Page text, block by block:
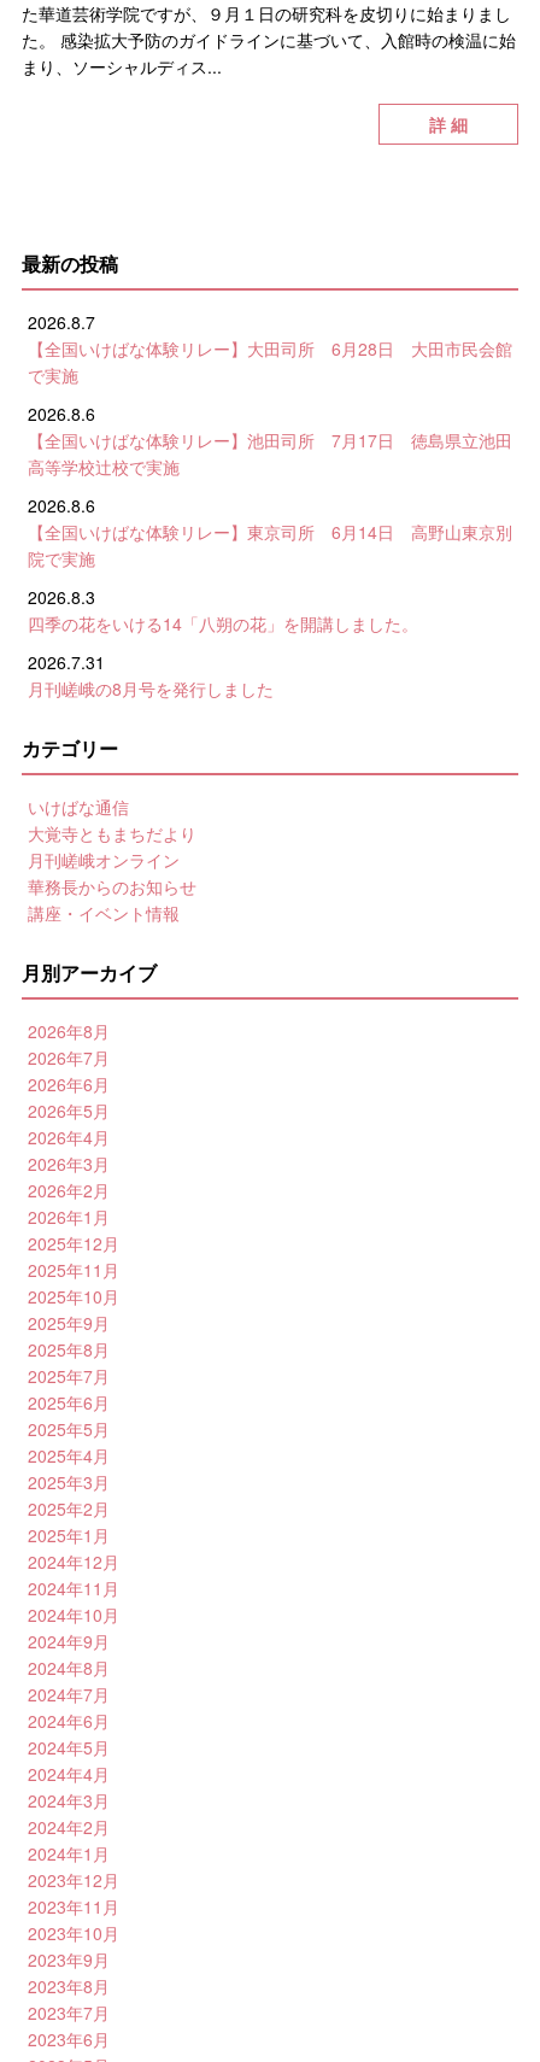
た華道芸術学院ですが、９月１日の研究科を皮切りに始まりまし
た。 感染拡大予防のガイドラインに基づいて、入館時の検温に始
まり、ソーシャルディス...
詳 細
最新の投稿
2026.8.7
【全国いけばな体験リレー】大田司所 6月28日 大田市民会館
で実施
2026.8.6
【全国いけばな体験リレー】池田司所 7月17日 徳島県立池田
高等学校辻校で実施
2026.8.6
【全国いけばな体験リレー】東京司所 6月14日 高野山東京別
院で実施
2026.8.3
四季の花をいける14「八朔の花」を開講しました。
2026.7.31
月刊嵯峨の8月号を発行しました
カテゴリー
いけばな通信
大覚寺ともまちだより
月刊嵯峨オンライン
華務長からのお知らせ
講座・イベント情報
月別アーカイブ
2026年8月
2026年7月
2026年6月
2026年5月
2026年4月
2026年3月
2026年2月
2026年1月
2025年12月
2025年11月
2025年10月
2025年9月
2025年8月
2025年7月
2025年6月
2025年5月
2025年4月
2025年3月
2025年2月
2025年1月
2024年12月
2024年11月
2024年10月
2024年9月
2024年8月
2024年7月
2024年6月
2024年5月
2024年4月
2024年3月
2024年2月
2024年1月
2023年12月
2023年11月
2023年10月
2023年9月
2023年8月
2023年7月
2023年6月